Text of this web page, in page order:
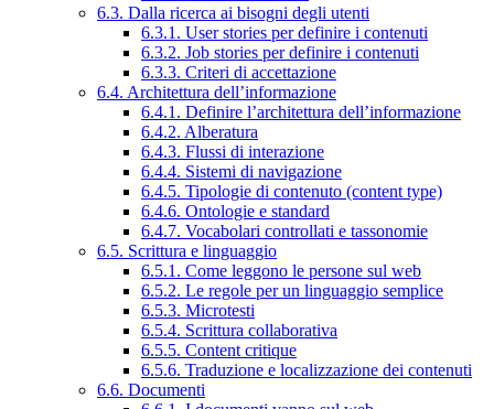
6.3. Dalla ricerca ai bisogni degli utenti
6.3.1. User stories per definire i contenuti
6.3.2. Job stories per definire i contenuti
6.3.3. Criteri di accettazione
6.4. Architettura dell’informazione
6.4.1. Definire l’architettura dell’informazione
6.4.2. Alberatura
6.4.3. Flussi di interazione
6.4.4. Sistemi di navigazione
6.4.5. Tipologie di contenuto (content type)
6.4.6. Ontologie e standard
6.4.7. Vocabolari controllati e tassonomie
6.5. Scrittura e linguaggio
6.5.1. Come leggono le persone sul web
6.5.2. Le regole per un linguaggio semplice
6.5.3. Microtesti
6.5.4. Scrittura collaborativa
6.5.5. Content critique
6.5.6. Traduzione e localizzazione dei contenuti
6.6. Documenti